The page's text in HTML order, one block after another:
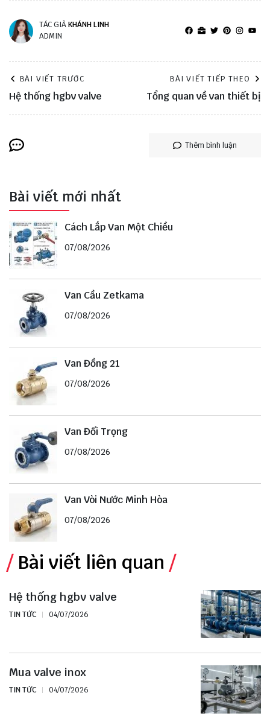
TÁC GIẢKHÁNH LINH
ADMIN
BÀI VIẾT TRƯỚC
Hệ thống hgbv valve
BÀI VIẾT TIẾP THEO
Tổng quan về van thiết bị
Thêm bình luận
Bài viết mới nhất
Cách Lắp Van Một Chiều
07/08/2026
Van Cầu Zetkama
07/08/2026
Van Đồng 21
07/08/2026
Van Đối Trọng
07/08/2026
Van Vòi Nước Minh Hòa
07/08/2026
Bài viết liên quan
Hệ thống hgbv valve
TIN TỨC 04/07/2026
Mua valve inox
TIN TỨC 04/07/2026